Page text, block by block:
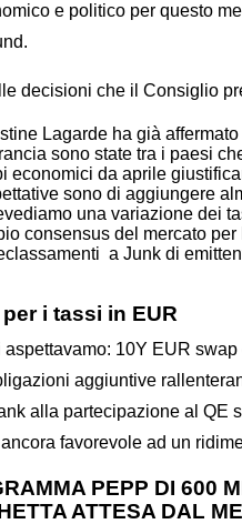
e politico per questo
decisioni che il Consiglio
Lagarde ha già
sono state tra i paesi
da aprile
sono di aggiungere
una variazione dei
consensus del mercato
a Junk di
i tassi in EUR
10Y EUR
aggiuntive
alla partecipazione al
favorevole ad un
PEPP DI 600
ATTESA DAL